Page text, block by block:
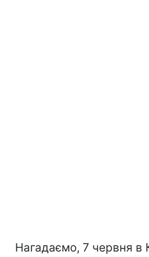
Нагадаємо, 7 червня в